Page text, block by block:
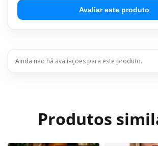
Avaliar este produto
Ainda não há avaliações para este produto.
Produtos